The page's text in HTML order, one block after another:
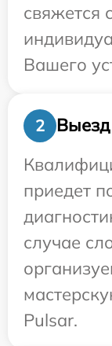
свяжется
Вашего
2
приедет
случае
Pulsar.